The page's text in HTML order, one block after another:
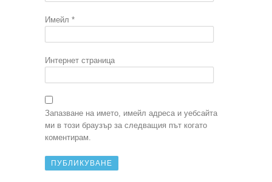
Имейл *
Интернет страница
Запазване на името, имейл адреса и уебсайта
ми в този браузър за следващия път когато
коментирам.